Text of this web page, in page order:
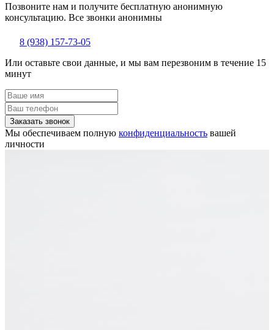
Позвоните нам и получите бесплатную анонимную
консультацию. Все звонки анонимны
8 (938) 157-73-05
Или оставьте свои данные, и мы вам перезвоним в течение 15
минут
Заказать звонок
Мы обеспечиваем полную конфиденциальность вашей
личности